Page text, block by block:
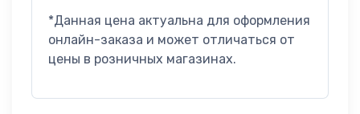
*Данная цена актуальна для оформления
онлайн-заказа и может отличаться от
цены в розничных магазинах.